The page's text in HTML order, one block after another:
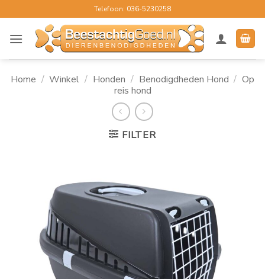
naar
inhoud
Telefoon: 036-5230258
Home / Winkel / Honden / Benodigdheden Hond / Op
reis hond
FILTER